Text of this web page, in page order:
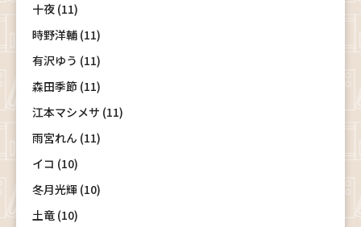
十夜 (11)
時野洋輔 (11)
有沢ゆう (11)
森田季節 (11)
江本マシメサ (11)
雨宮れん (11)
イコ (10)
冬月光輝 (10)
土竜 (10)